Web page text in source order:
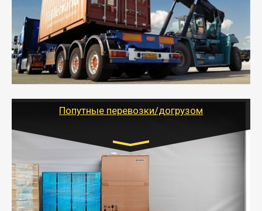
- Доставка фурой до 20 т возможна для больших
объемов грузов, упакованных в коробки, мешки,
паллеты и россыпью в самые отдаленные места
России с гарантией полной сохранности.
- Тайгер Логистик предоставляет услуги по
грузоперевозкам для физических и юридических лиц
Попутные перевозки/догрузом
Транспорт:
Газель (1,5 и 3 тонны), Бычок, Еврофура от 5 до
10 тонн
от 5000 руб. Возможен догруз